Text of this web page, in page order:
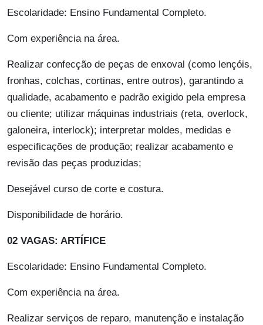
Escolaridade: Ensino Fundamental Completo.
Com experiência na área.
Realizar confecção de peças de enxoval (como lençóis,
fronhas, colchas, cortinas, entre outros), garantindo a
qualidade, acabamento e padrão exigido pela empresa
ou cliente; utilizar máquinas industriais (reta, overlock,
galoneira, interlock); interpretar moldes, medidas e
especificações de produção; realizar acabamento e
revisão das peças produzidas;
Desejável curso de corte e costura.
Disponibilidade de horário.
02 VAGAS: ARTÍFICE
Escolaridade: Ensino Fundamental Completo.
Com experiência na área.
Realizar serviços de reparo, manutenção e instalação